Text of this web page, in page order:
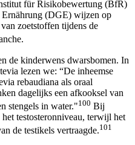
für Risikobewertung (BfR)
Ernährung (DGE) wijzen op
zoetstoffen tijdens de
de kinderwens dwarsbomen. In
lezen we: “De inheemse
rebaudiana als oraal
dagelijks een afkooksel van
stengels in water."100 Bij
testosteronniveau, terwijl het
de testikels vertraagde.101